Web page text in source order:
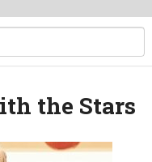
the Stars